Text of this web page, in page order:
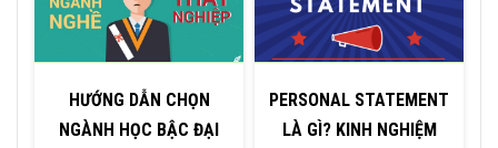
HƯỚNG DẪN CHỌN
NGÀNH HỌC BẬC ĐẠI
PERSONAL STATEMENT
LÀ GÌ? KINH NGHIỆM